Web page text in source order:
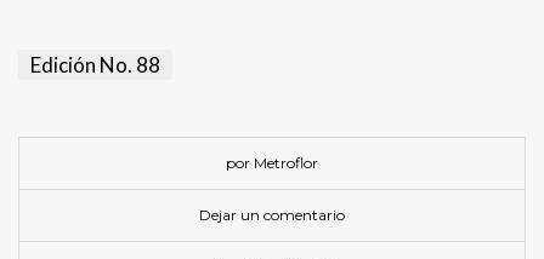
Edición No. 88
por Metroflor
Dejar un comentario